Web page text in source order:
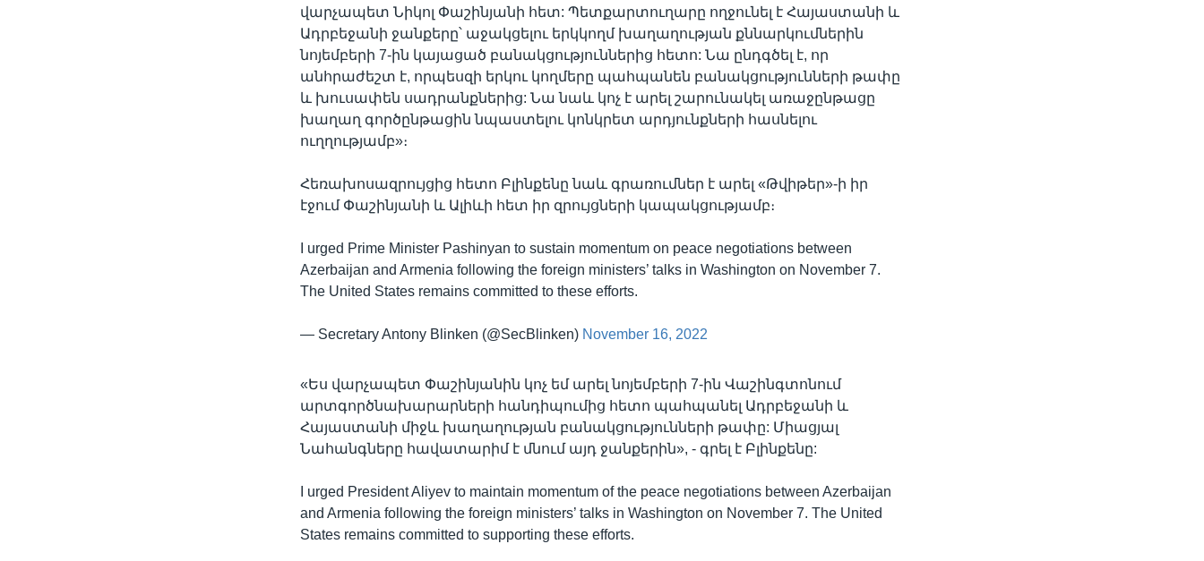
վարչապետ Նիկոլ Փաշինյանի հետ: Պետքարտուղարը ողջունել է Հայաստանի և
Ադրբեջանի ջանքերը՝ աջակցելու երկկողմ խաղաղության քննարկումներին
նոյեմբերի 7-ին կայացած բանակցություններից հետո: Նա ընդգծել է, որ
անհրաժեշտ է, որպեսզի երկու կողմերը պահպանեն բանակցությունների թափը
և խուսափեն սադրանքներից: Նա նաև կոչ է արել շարունակել առաջընթացը
խաղաղ գործընթացին նպաստելու կոնկրետ արդյունքների հասնելու
ուղղությամբ»։
Հեռախոսազրույցից հետո Բլինքենը նաև գրառումներ է արել «Թվիթեր»-ի իր
էջում Փաշինյանի և Ալիևի հետ իր զրույցների կապակցությամբ։
I urged Prime Minister Pashinyan to sustain momentum on peace negotiations between
Azerbaijan and Armenia following the foreign ministers’ talks in Washington on November 7.
The United States remains committed to these efforts.
— Secretary Antony Blinken (@SecBlinken) November 16, 2022
«Ես վարչապետ Փաշինյանին կոչ եմ արել նոյեմբերի 7-ին Վաշինգտոնում
արտգործնախարարների հանդիպումից հետո պահպանել Ադրբեջանի և
Հայաստանի միջև խաղաղության բանակցությունների թափը: Միացյալ
Նահանգները հավատարիմ է մնում այդ ջանքերին», - գրել է Բլինքենը:
I urged President Aliyev to maintain momentum of the peace negotiations between Azerbaijan
and Armenia following the foreign ministers’ talks in Washington on November 7. The United
States remains committed to supporting these efforts.